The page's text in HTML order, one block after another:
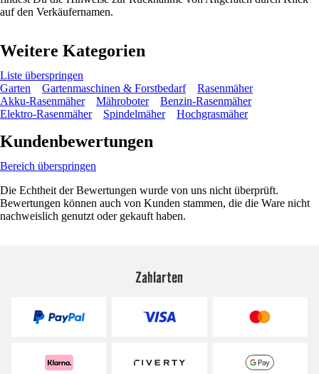
auf den Verkäufernamen.
Weitere Kategorien
Liste überspringen
Garten
Gartenmaschinen & Forstbedarf
Rasenmäher
Akku-Rasenmäher
Mähroboter
Benzin-Rasenmäher
Elektro-Rasenmäher
Spindelmäher Hochgrasmäher
Kundenbewertungen
Bereich überspringen
Die Echtheit der Bewertungen wurde von uns nicht überprüft.
Bewertungen können auch von Kunden stammen, die die Ware nicht
nachweislich genutzt oder gekauft haben.
Zahlarten